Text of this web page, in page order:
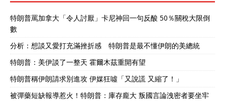
特朗普罵加拿大「令人討厭」卡尼神回一句反酸 50％關稅大限倒
數
分析：想談又愛打充滿挫折感 特朗普是最不懂伊朗的美總統
特朗普：美伊談了一整天 霍爾木茲重開有望
特朗普稱伊朗請求別進攻 伊媒狂噓「又說謊 又縮了！」
被彈藥短缺報導惹火！特朗普：庫存龐大 叛國言論洩密者要坐牢